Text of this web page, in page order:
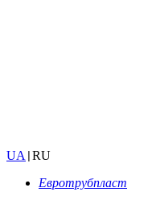
UA RU
Евротрубпласт